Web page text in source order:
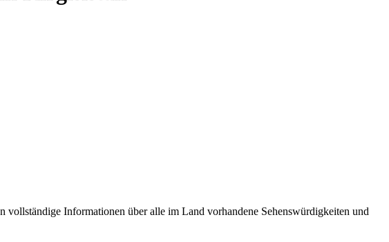
Informationen über alle im Land vorhandene Sehenswürdigkeiten und